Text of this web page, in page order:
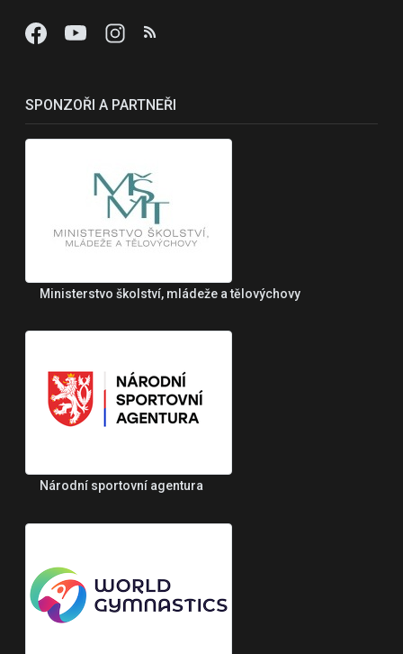
SPONZOŘI A PARTNEŘI
Ministerstvo školství, mládeže a tělovýchovy
Národní sportovní agentura